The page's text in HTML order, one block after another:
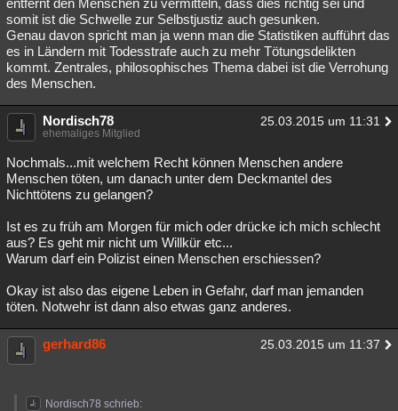
entfernt den Menschen zu vermitteln, dass dies richtig sei und
somit ist die Schwelle zur Selbstjustiz auch gesunken.
Genau davon spricht man ja wenn man die Statistiken aufführt das
es in Ländern mit Todesstrafe auch zu mehr Tötungsdelikten
kommt. Zentrales, philosophisches Thema dabei ist die Verrohung
des Menschen.
Nordisch78 25.03.2015 um 11:31
ehemaliges Mitglied
Nochmals...mit welchem Recht können Menschen andere
Menschen töten, um danach unter dem Deckmantel des
Nichttötens zu gelangen?
Ist es zu früh am Morgen für mich oder drücke ich mich schlecht
aus? Es geht mir nicht um Willkür etc...
Warum darf ein Polizist einen Menschen erschiessen?
Okay ist also das eigene Leben in Gefahr, darf man jemanden
töten. Notwehr ist dann also etwas ganz anderes.
gerhard86 25.03.2015 um 11:37
Nordisch78 schrieb: